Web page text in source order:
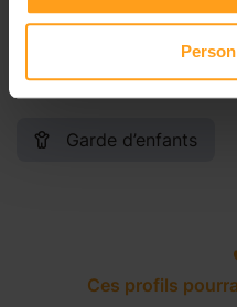
Garde d’enfants
Ces profils